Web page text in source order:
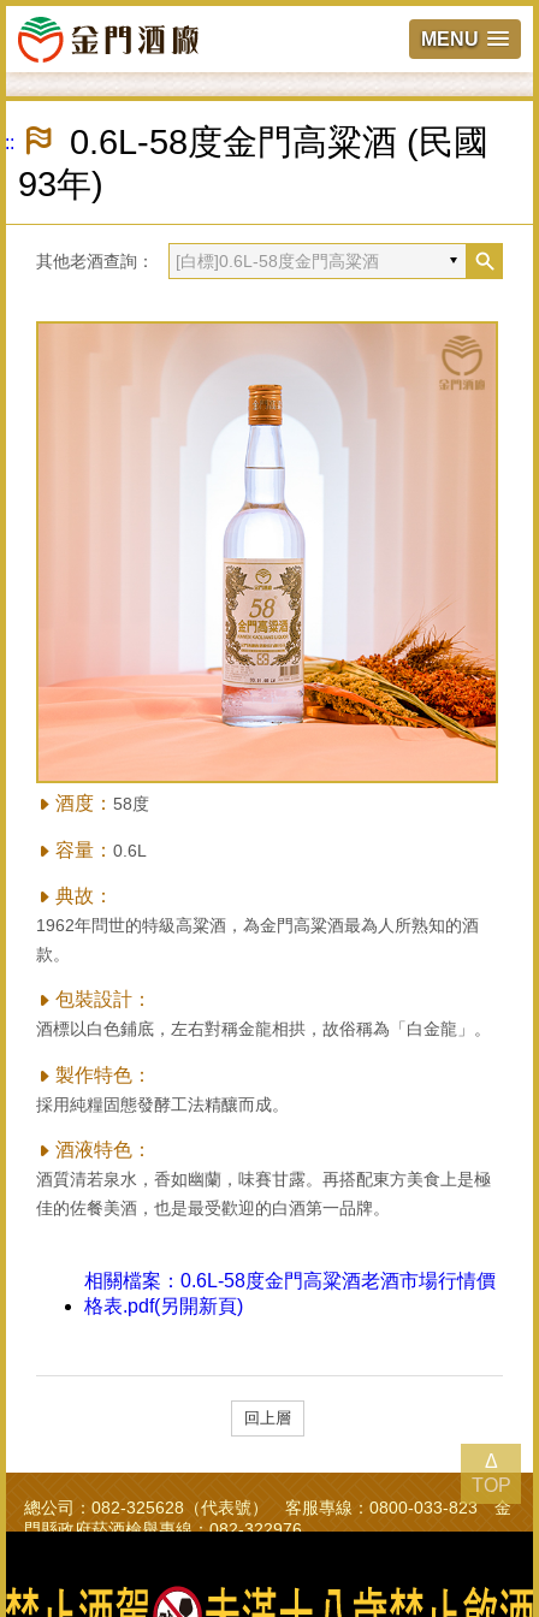
MENU
Δ
TOP
跳
主
:::
0.6L-58度金門高粱酒 (民國
93年)
其他老酒查詢：
酒度： 58度
容量： 0.6L
典故：
1962年問世的特級高粱酒，為金門高粱酒最為人所熟知的酒
款。
包裝設計：
酒標以白色鋪底，左右對稱金龍相拱，故俗稱為「白金龍」。
製作特色：
採用純糧固態發酵工法精釀而成。
酒液特色：
酒質清若泉水，香如幽蘭，味賽甘露。再搭配東方美食上是極
佳的佐餐美酒，也是最受歡迎的白酒第一品牌。
相關檔案： 0.6L-58度金門高粱酒老酒市場行情價
格表.pdf(另開新頁)
回上層
總公司：082-325628（代表號） 客服專線：0800-033-823 金
門縣政府菸酒檢舉專線：082-322976